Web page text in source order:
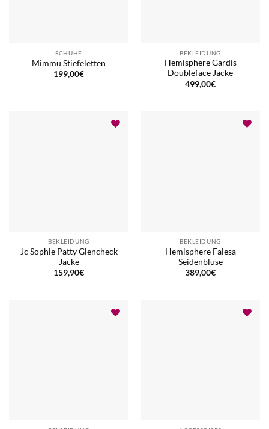
SCHUHE
Mimmu Stiefeletten
199,00€
BEKLEIDUNG
Hemisphere Gardis
Doubleface Jacke
499,00€
BEKLEIDUNG
Jc Sophie Patty Glencheck
Jacke
159,90€
BEKLEIDUNG
Hemisphere Falesa
Seidenbluse
389,00€